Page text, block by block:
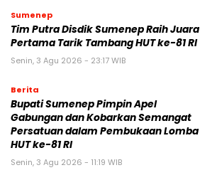
Sumenep
Tim Putra Disdik Sumenep Raih Juara
Pertama Tarik Tambang HUT ke-81 RI
Senin, 3 Agu 2026 - 23:17 WIB
Berita
Bupati Sumenep Pimpin Apel
Gabungan dan Kobarkan Semangat
Persatuan dalam Pembukaan Lomba
HUT ke-81 RI
Senin, 3 Agu 2026 - 11:19 WIB